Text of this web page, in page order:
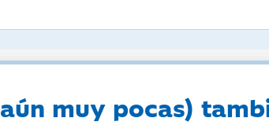
muy pocas)